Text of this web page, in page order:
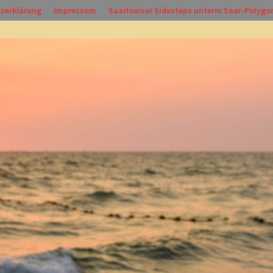
Impressum Saarlouiser Sidesteps unterm Saar-